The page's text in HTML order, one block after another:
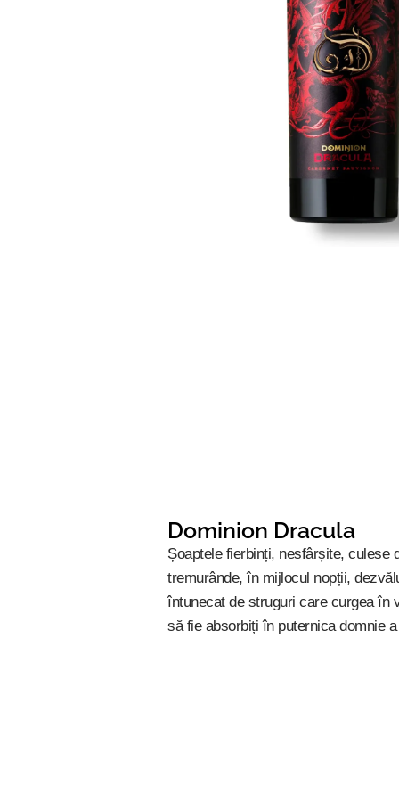
Dominion Dracula
Șoaptele fierbinți, nesfârșite, culese
tremurânde, în mijlocul nopții,
întunecat de struguri care curgea în
să fie absorbiți în puternica domnie